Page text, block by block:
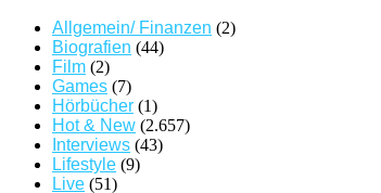
Allgemein/ Finanzen (2)
Biografien (44)
Film (2)
Games (7)
Hörbücher (1)
Hot & New (2.657)
Interviews (43)
Lifestyle (9)
Live (51)